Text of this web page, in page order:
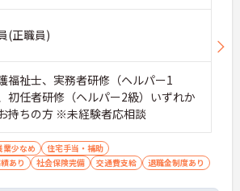
(正職員)
福祉士、実務者研修（ヘルパー1
初任者研修（ヘルパー2級）いずれか
持ちの方 ※未経験者応相談
業少なめ
住宅手当・補助
あり
社会保険完備 交通費支給 退職金制度あり